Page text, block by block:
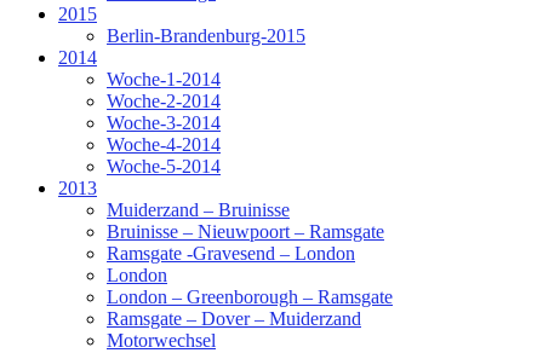
2015
Berlin-Brandenburg-2015
2014
Woche-1-2014
Woche-2-2014
Woche-3-2014
Woche-4-2014
Woche-5-2014
2013
Muiderzand – Bruinisse
Bruinisse – Nieuwpoort – Ramsgate
Ramsgate -Gravesend – London
London
London – Greenborough – Ramsgate
Ramsgate – Dover – Muiderzand
Motorwechsel